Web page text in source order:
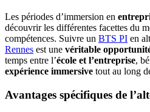
Les périodes d’immersion en
découvrir les différentes facettes du
compétences. Suivre un BTS PI en
Rennes est une véritable
temps entre l’école et l’entreprise,
expérience immersive tout au long
Avantages spécifiques de